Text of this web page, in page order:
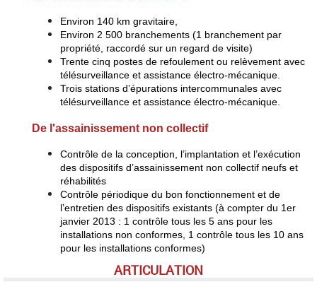
Environ 140 km gravitaire,
Environ 2 500 branchements (1 branchement par
propriété, raccordé sur un regard de visite)
Trente cinq postes de refoulement ou relèvement avec
télésurveillance et assistance électro-mécanique.
Trois stations d’épurations intercommunales avec
télésurveillance et assistance électro-mécanique.​
De l'assainissement non collectif
Contrôle de la conception, l’implantation et l’exécution
des dispositifs d’assainissement non collectif neufs et
réhabilités
Contrôle périodique du bon fonctionnement et de
l’entretien des dispositifs existants (à compter du 1er
janvier 2013 : 1 contrôle tous les 5 ans pour les
installations non conformes, 1 contrôle tous les 10 ans
pour les installations conformes)
ARTICULATION